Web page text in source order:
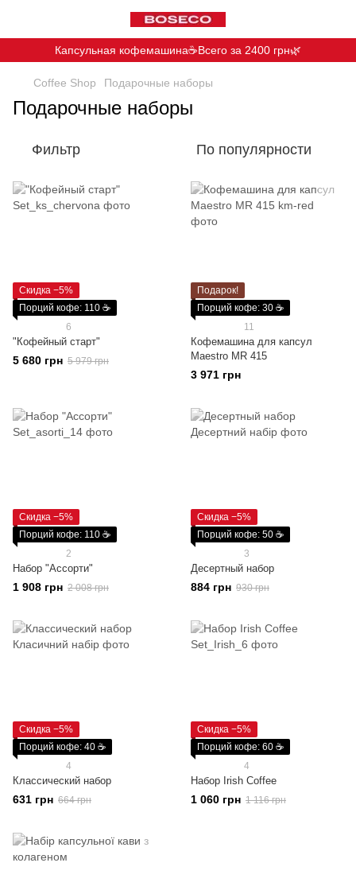
Капсульная кофемашина☕️Всего за 2400 грн🌿
Coffee Shop Подарочные наборы
Подарочные наборы
Фильтр По популярности
Скидка −5%
Порций кофе: 110 ☕
6
"Кофейный старт"
5 680 грн 5 979 грн
Подарок!
Порций кофе: 30 ☕
11
Кофемашина для капсул
Maestro MR 415
3 971 грн
Скидка −5%
Порций кофе: 110 ☕
2
Набор "Ассорти"
1 908 грн 2 008 грн
Скидка −5%
Порций кофе: 50 ☕
3
Десертный набор
884 грн 930 грн
Скидка −5%
Порций кофе: 40 ☕
4
Классический набор
631 грн 664 грн
Скидка −5%
Порций кофе: 60 ☕
4
Набор Irish Coffee
1 060 грн 1 116 грн